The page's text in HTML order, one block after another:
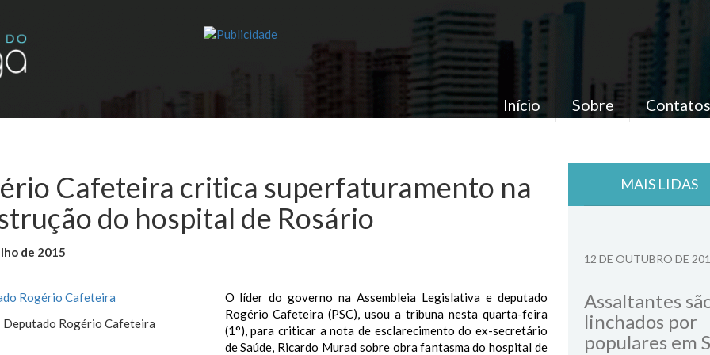
Início Sobre Contatos
Cafeteira critica superfaturamento na
do hospital de Rosário
de 2015
Deputado Rogério Cafeteira
O líder do governo na Assembleia Legislativa e deputado
Rogério Cafeteira (PSC), usou a tribuna nesta quarta-feira
(1°), para criticar a nota de esclarecimento do ex-secretário
de Saúde, Ricardo Murad sobre obra fantasma do hospital de
MAIS LIDAS
12 DE OUTUBRO DE
Assaltantes
linchados por
populares em